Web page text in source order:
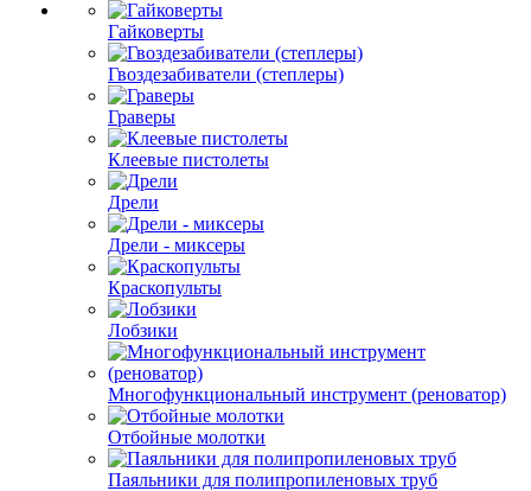
Гайковерты
Гвоздезабиватели (степлеры)
Граверы
Клеевые пистолеты
Дрели
Дрели - миксеры
Краскопульты
Лобзики
Многофункциональный инструмент (реноватор)
Отбойные молотки
Паяльники для полипропиленовых труб